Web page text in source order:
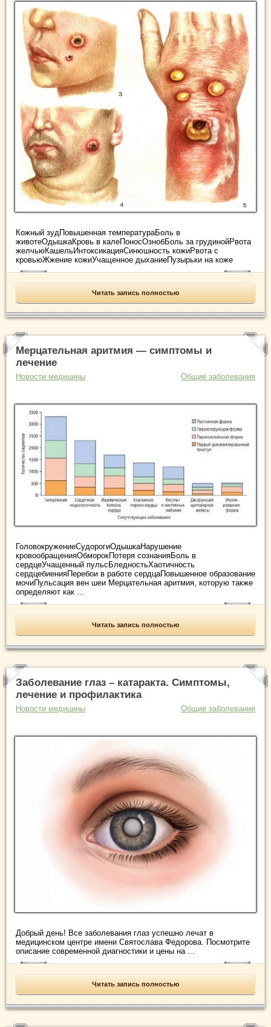
Кожный зудПовышенная температураБоль в
животеОдышкаКровь в калеПоносОзнобБоль за грудинойРвота
желчьюКашельИнтоксикацияСинюшность кожиРвота с
кровьюЖжение кожиУчащенное дыханиеПузырьки на коже
Читать запись полностью
Мерцательная аритмия — симптомы и
лечение
Новости медицины Общие заболевания
ГоловокружениеСудорогиОдышкаНарушение
кровообращенияОбморокПотеря сознанияБоль в
сердцеУчащенный пульсБледностьХаотичность
сердцебиенияПеребои в работе сердцаПовышенное образование
мочиПульсация вен шеи Мерцательная аритмия, которую также
определяют как ...
Читать запись полностью
Заболевание глаз – катаракта. Симптомы,
лечение и профилактика
Новости медицины Общие заболевания
Добрый день! Все заболевания глаз успешно лечат в
медицинском центре имени Святослава Федорова. Посмотрите
описание современной диагностики и цены на ...
Читать запись полностью